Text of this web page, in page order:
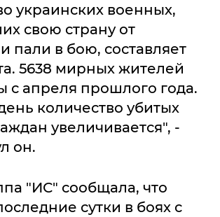
украинских военных,
свою страну от
пали в бою, составляет
5638 мирных жителей
с апреля прошлого года.
количество убитых
увеличивается", -
он.
"ИС" сообщала, что
сутки в боях с